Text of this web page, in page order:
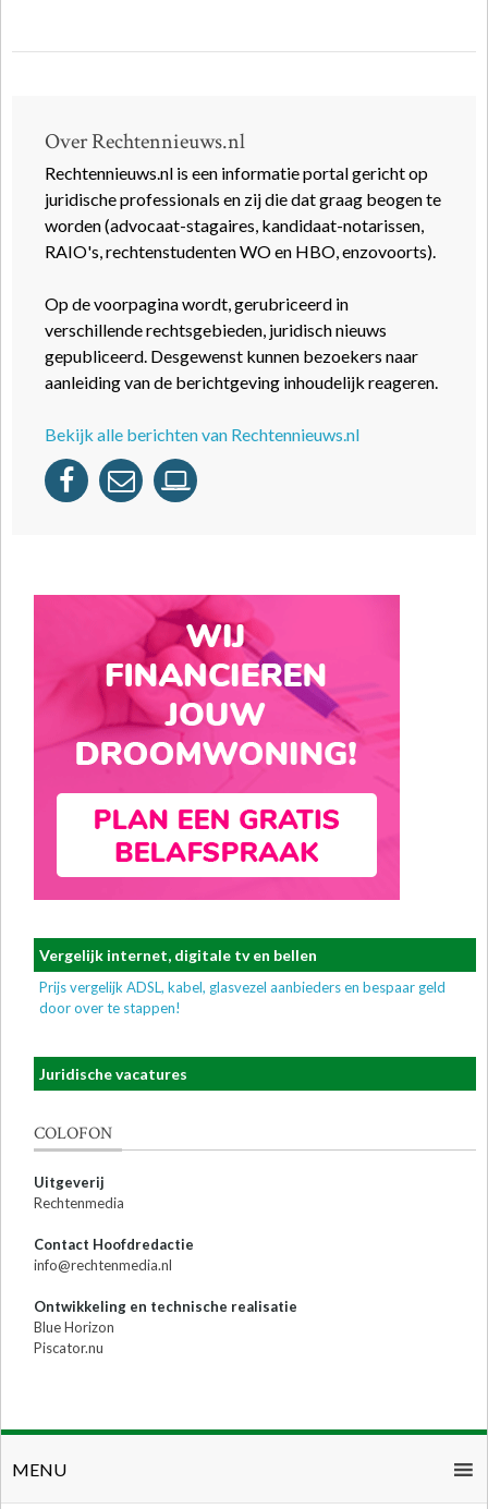
Over Rechtennieuws.nl
Rechtennieuws.nl is een informatie portal gericht op
juridische professionals en zij die dat graag beogen te
worden (advocaat-stagaires, kandidaat-notarissen,
RAIO's, rechtenstudenten WO en HBO, enzovoorts).
Op de voorpagina wordt, gerubriceerd in
verschillende rechtsgebieden, juridisch nieuws
gepubliceerd. Desgewenst kunnen bezoekers naar
aanleiding van de berichtgeving inhoudelijk reageren.
Bekijk alle berichten van Rechtennieuws.nl
Vergelijk internet, digitale tv en bellen
Prijs vergelijk ADSL, kabel, glasvezel aanbieders en bespaar geld
door over te stappen!
Juridische vacatures
COLOFON
Uitgeverij
Rechtenmedia
Contact Hoofdredactie
info@rechtenmedia.nl
Ontwikkeling en technische realisatie
Blue Horizon
Piscator.nu
MENU